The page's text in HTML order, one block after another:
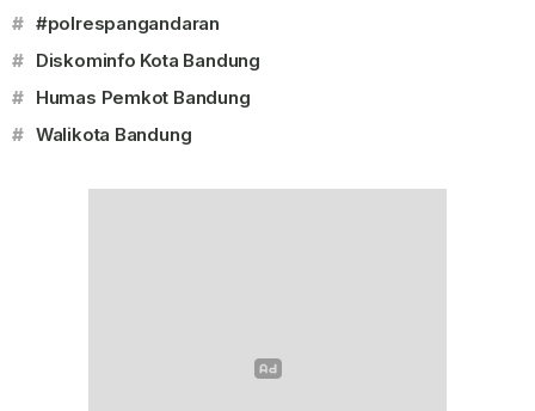
# #polrespangandaran
# Diskominfo Kota Bandung
# Humas Pemkot Bandung
# Walikota Bandung